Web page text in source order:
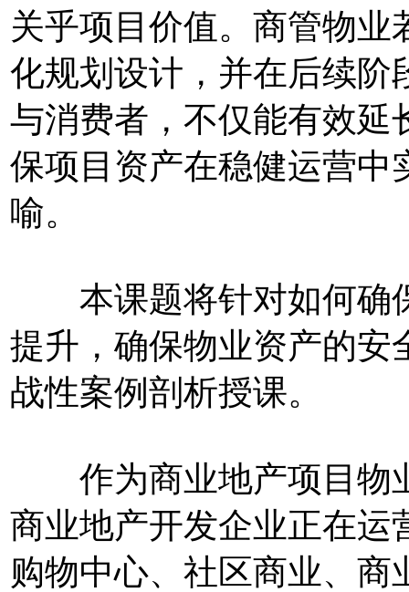
关乎项目价值。商管物
化规划设计，并在后续阶
与消费者，不仅能有效延
保项目资产在稳健运营中
喻。
本课题将针对如何确
提升，确保物业资产的安
战性案例剖析授课。
作为商业地产项目物
商业地产开发企业正在运
购物中心、社区商业、